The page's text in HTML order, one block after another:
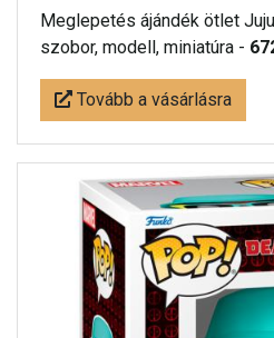
Meglepetés ájándék ötlet
szobor, modell, miniatúra -
Tovább a vásárlásra